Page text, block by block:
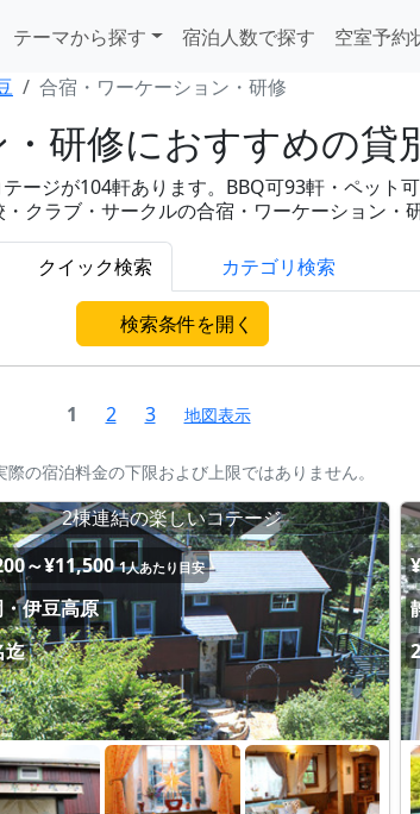
テーマから探す 宿泊人数で探す 空室予約
合宿・ワーケーション・研修
研修におすすめの貸
ージが104軒あります。BBQ可93軒・ペット
クラブ・サークルの合宿・ワーケーション・
クイック検索 カテゴリ検索
検索条件を開く
1 2 3 地図表示
の宿泊料金の下限および上限ではありません。
2棟連結の楽しいコテージ
～¥11,500 1人あたり目安
伊豆高原
迄